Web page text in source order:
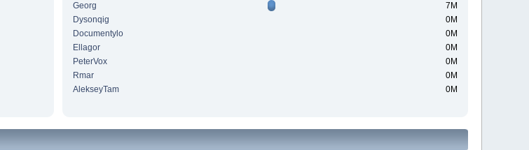
Georg
7M
Dysonqig
0M
Documentylo
0M
Ellagor
0M
PeterVox
0M
Rmar
0M
AlekseyTam
0M